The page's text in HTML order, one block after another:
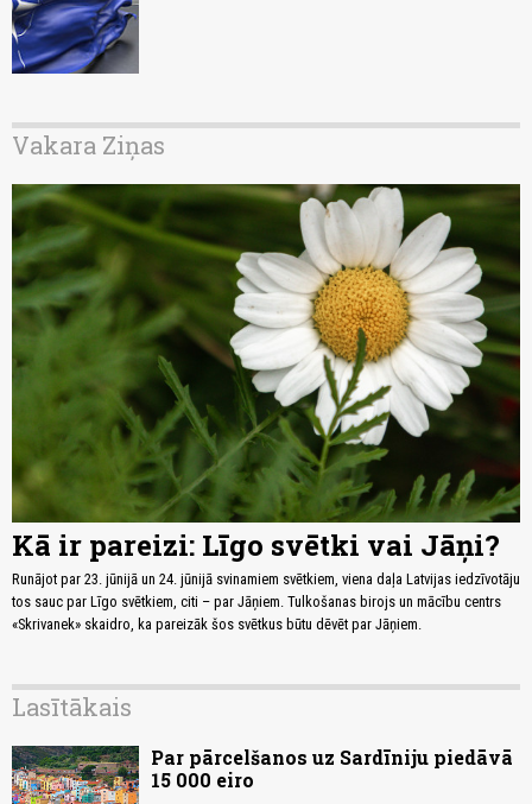
Vakara Ziņas
Kā ir pareizi: Līgo svētki vai Jāņi?
Runājot par 23. jūnijā un 24. jūnijā svinamiem svētkiem, viena daļa Latvijas iedzīvotāju
tos sauc par Līgo svētkiem, citi – par Jāņiem. Tulkošanas birojs un mācību centrs
«Skrivanek» skaidro, ka pareizāk šos svētkus būtu dēvēt par Jāņiem.
Lasītākais
Par pārcelšanos uz Sardīniju piedāvā
15 000 eiro